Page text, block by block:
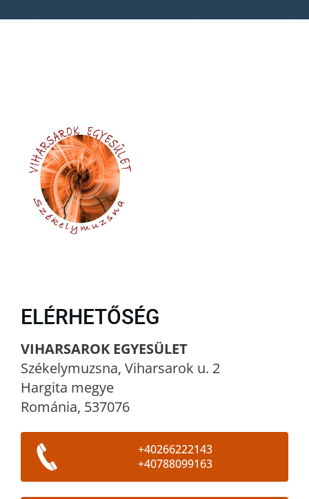
ELÉRHETŐSÉG
VIHARSAROK EGYESÜLET
Székelymuzsna, Viharsarok u. 2
Hargita megye
Románia, 537076
+40266222143
+40788099163